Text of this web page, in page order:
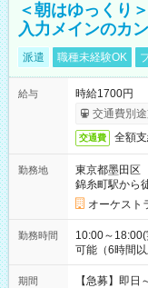
＜朝はゆっくり
入力メインのカ
派遣 職種未経験OK
給与
時給1700円
交通費別
交通費 全額
勤務地
東京都墨田区
錦糸町駅から
オーケスト
勤務時間
10:00～
可能（6時間以
期間 【急募】即